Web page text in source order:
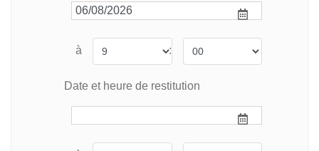
à :
Date et heure de restitution